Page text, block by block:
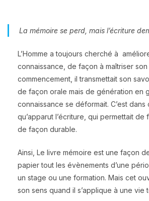
La mémoire se perd, mais l’écriture
L’Homme a toujours cherché à
connaissance, de façon à maîtriser son
commencement, il transmettait son
de façon orale mais de génération en
connaissance se déformait. C’est
qu’apparut l’écriture, qui permettait de
de façon durable.
Ainsi, Le livre mémoire est une façon
papier tout les évènements d’une
un stage ou une formation. Mais cet
son sens quand il s’applique à une vie